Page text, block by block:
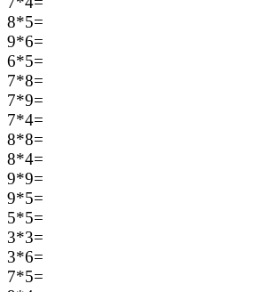
8*5=
9*6=
6*5=
7*8=
7*9=
7*4=
8*8=
8*4=
9*9=
9*5=
5*5=
3*3=
3*6=
7*5=